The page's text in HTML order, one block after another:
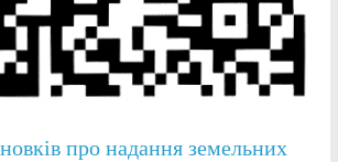
про надання земельних